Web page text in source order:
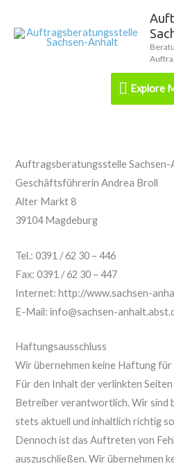
Inhalt
Explore
More
Explore
Auftragsberatungsstelle Sachsen-
Geschäftsführerin Andrea Broll
Alter Markt 8
39104 Magdeburg
Tel.: 0391 / 62 30 – 446
Fax: 0391 / 62 30 – 447
Internet: http://www.sachsen-
E-Mail: info@sachsen-
Haftungsausschluss
Wir übernehmen keine Haftung
Für den Inhalt der verlinkten
Betreiber verantwortlich. Wir sind
stets aktuell und inhaltlich richtig
Dennoch ist das Auftreten von
auszuschließen. Wir übernehmen